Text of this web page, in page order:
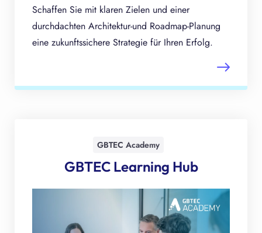
Schaffen Sie mit klaren Zielen und einer
durchdachten Architektur-und Roadmap-Planung
eine zukunftssichere Strategie für Ihren Erfolg.
GBTEC Academy
GBTEC Learning Hub